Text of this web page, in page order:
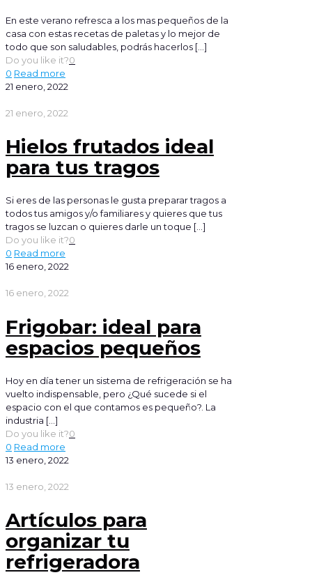
En este verano refresca a los mas pequeños de la
casa con estas recetas de paletas y lo mejor de
todo que son saludables, podrás hacerlos […]
Do you like it?0
0 Read more
21 enero, 2022
21 enero, 2022
Hielos frutados ideal
para tus tragos
Si eres de las personas le gusta preparar tragos a
todos tus amigos y/o familiares y quieres que tus
tragos se luzcan o quieres darle un toque […]
Do you like it?0
0 Read more
16 enero, 2022
16 enero, 2022
Frigobar: ideal para
espacios pequeños
Hoy en día tener un sistema de refrigeración se ha
vuelto indispensable, pero ¿Qué sucede si el
espacio con el que contamos es pequeño?. La
industria […]
Do you like it?0
0 Read more
13 enero, 2022
13 enero, 2022
Artículos para
organizar tu
refrigeradora